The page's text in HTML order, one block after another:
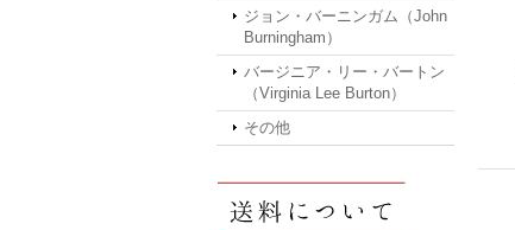
ジョン・バーニンガム（John
Burningham）
バージニア・リー・バートン
（Virginia Lee Burton）
その他